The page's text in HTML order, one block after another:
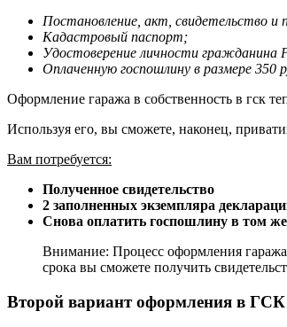
Постановление, акт, свидетельство
Кадастровый паспорт;
Удостоверение личности гражданина
Оплаченную госпошлину в размере 350
Оформление гаража в собственность в гск
Используя его, вы сможете, наконец,
Вам потребуется:
Полученное свидетельство
2 заполненных экземпляра
Снова оплатить госпошлину в том
Внимание: Процесс оформления
срока вы сможете получить
Второй вариант оформления в ГСК